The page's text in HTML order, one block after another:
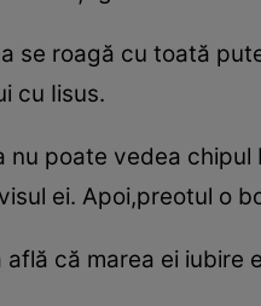
se roagă cu toată
cu Iisus.
nu poate vedea
ei. Apoi,preotul o
că marea ei iubire